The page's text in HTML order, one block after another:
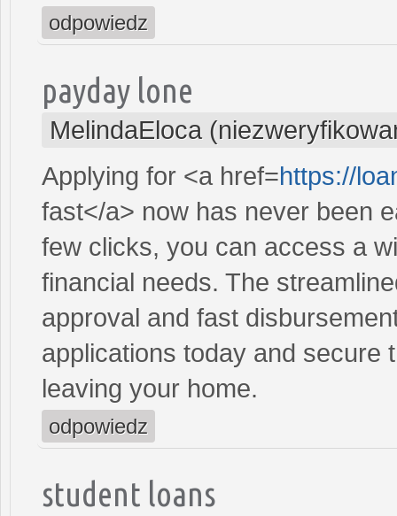
odpowiedz
payday lone
MelindaEloca
Applying for <a href=https://
fast</a> now has never been
few clicks, you can access a
financial needs. The
approval and fast
applications today and secure
leaving your home.
odpowiedz
student loans